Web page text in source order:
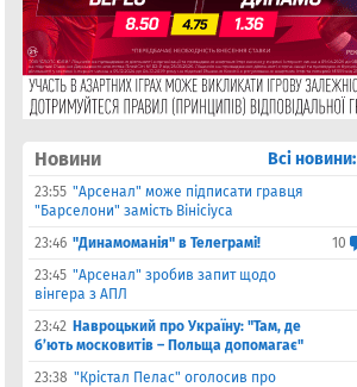
Новини Всі новини:
23:55 "Арсенал" може підписати гравця
"Барселони" замість Вінісіуса
23:46 "Динамоманія" в Телеграмі!
10
23:45 "Арсенал" зробив запит щодо
вінгера з АПЛ
23:42 Навроцький про Україну: "Там, де
б’ють московитів – Польща допомагає"
23:38 "Крістал Пелас" оголосив про